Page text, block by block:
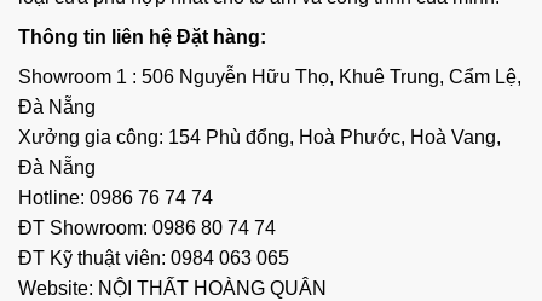
Thông tin liên hệ Đặt hàng:
Showroom 1 : 506 Nguyễn Hữu Thọ, Khuê Trung, Cẩm Lệ,
Đà Nẵng
Xưởng gia công: 154 Phù đổng, Hoà Phước, Hoà Vang,
Đà Nẵng
Hotline: 0986 76 74 74
ĐT Showroom: 0986 80 74 74
ĐT Kỹ thuật viên: 0984 063 065
Website: NỘI THẤT HOÀNG QUÂN